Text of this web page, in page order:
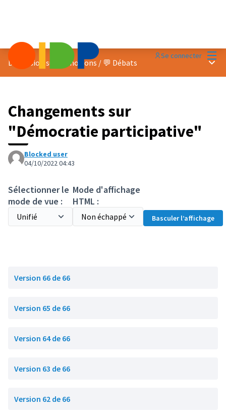
Se connecter
Discussion sur les notions / 💬 Débats
Changements sur
"Démocratie participative"
Blocked user
04/10/2022 04:43
Sélectionner le
mode de vue :
Mode d'affichage
HTML :
Basculer l’affichage
Version 66 de 66
Version 65 de 66
Version 64 de 66
Version 63 de 66
Version 62 de 66